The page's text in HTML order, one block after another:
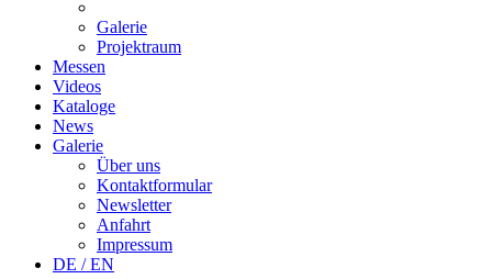
Galerie
Projektraum
Messen
Videos
Kataloge
News
Galerie
Über uns
Kontaktformular
Newsletter
Anfahrt
Impressum
DE / EN